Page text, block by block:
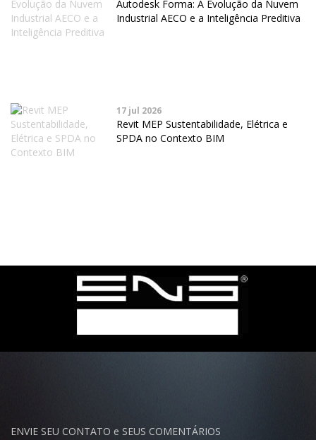
Autodesk Forma: A Evolução da Nuvem
Industrial AECO e a Inteligência Preditiva
17 jul 2026
Revit MEP Sustentabilidade, Elétrica e
SPDA no Contexto BIM
ENVIE SEU CONTATO e SEUS COMENTÁRIOS